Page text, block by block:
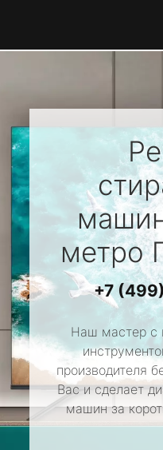
метро
+7
Наш мастер с
производителя
Вас и сделает
машин за